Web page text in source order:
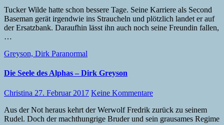
Tucker Wilde hatte schon bessere Tage. Seine Karriere als Second
Baseman gerät irgendwie ins Straucheln und plötzlich landet er auf
der Ersatzbank. Daraufhin lässt ihn auch noch seine Freundin fallen,
…
Greyson, Dirk Paranormal
Die Seele des Alphas – Dirk Greyson
Christina 27. Februar 2017 Keine Kommentare
Aus der Not heraus kehrt der Werwolf Fredrik zurück zu seinem
Rudel. Doch der machthungrige Bruder und sein grausames Regime